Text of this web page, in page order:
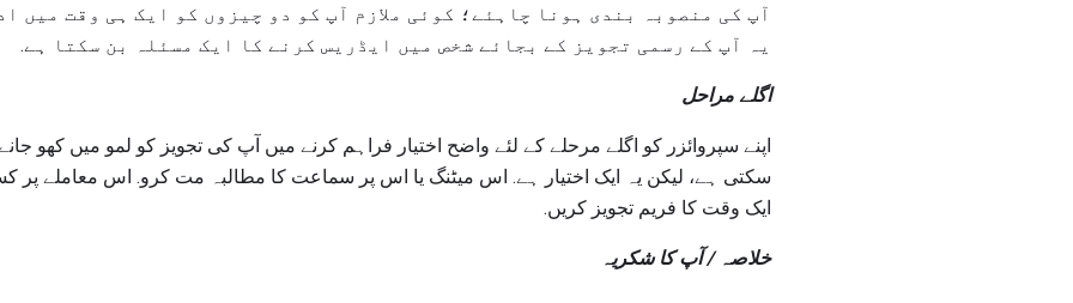
آپ کی منصوبہ بندی ہونا چاہئے؛ کوئی ملازم آپ کو دو چیزوں کو ایک ہی وقت میں
یہ آپ کے رسمی تجویز کے بجائے شخص میں ایڈریس کرنے کا ایک مسئلہ بن سکتا ہے.
اگلے مراحل
اپنے سپروائزر کو اگلے مرحلے کے لئے واضح اختیار فراہم کرنے میں آپ کی تجویز کو لمو میں کھو
سکتی ہے، لیکن یہ ایک اختیار ہے. اس میٹنگ یا اس پر سماعت کا مطالبہ مت کرو. اس معاملے
ایک وقت کا فریم تجویز کریں.
خلاصہ / آپ کا شکریہ